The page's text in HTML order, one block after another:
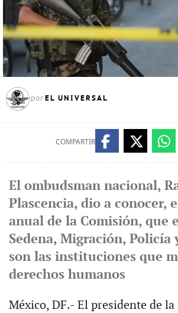
por EL UNIVERSAL
COMPARTIR
El ombudsman nacional,
Plascencia, dio a conocer,
anual de la Comisión, que
Sedena, Migración, Policía
son las instituciones que
derechos humanos
México, DF.- El presidente de